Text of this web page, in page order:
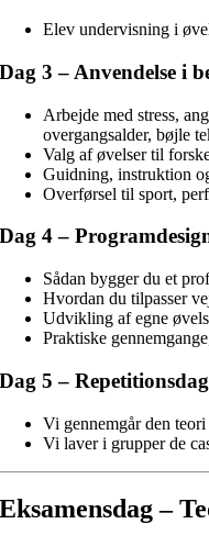
Elev undervisning i
Dag 3 – Anvendelse i
Arbejde med stress,
overgangsalder, bøjle
Valg af øvelser til
Guidning, instruktion
Overførsel til sport,
Dag 4 –
Sådan bygger du et
Hvordan du tilpasser
Udvikling af egne
Praktiske
Dag 5 – Repetitionsdag
Vi gennemgår den
Vi laver i grupper de
Eksamensdag –